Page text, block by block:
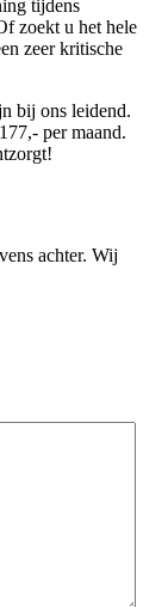
tijdens
zoekt u het hele
zeer kritische
bij ons leidend.
per maand.
achter. Wij